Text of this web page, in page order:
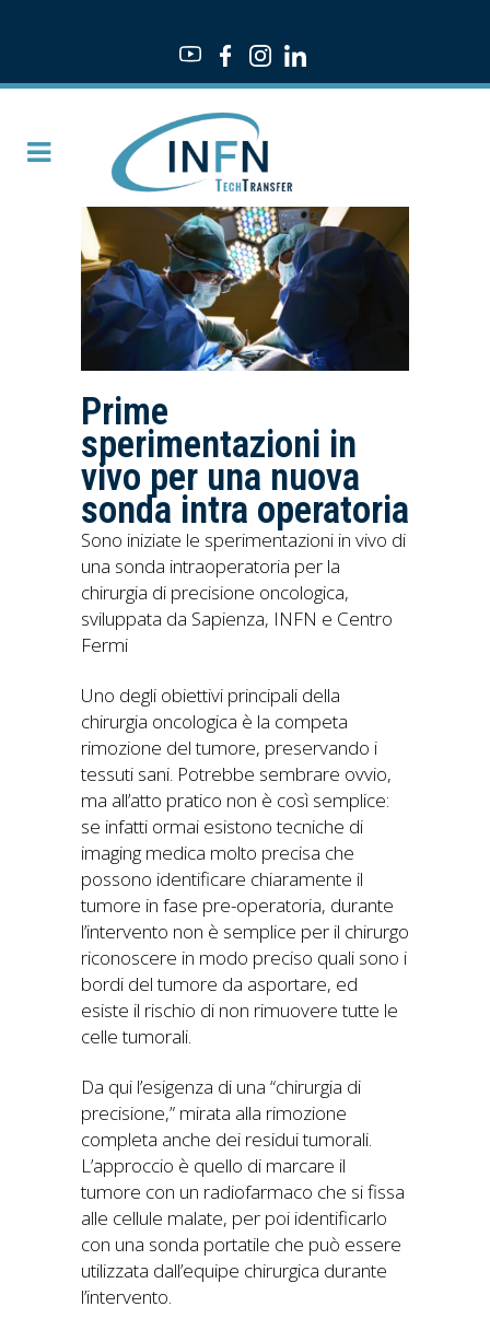
Prime
sperimentazioni in
vivo per una nuova
sonda intra operatoria
Sono iniziate le sperimentazioni in vivo di
una sonda intraoperatoria per la
chirurgia di precisione oncologica,
sviluppata da Sapienza, INFN e Centro
Fermi
Uno degli obiettivi principali della
chirurgia oncologica è la competa
rimozione del tumore, preservando i
tessuti sani. Potrebbe sembrare ovvio,
ma all’atto pratico non è così semplice:
se infatti ormai esistono tecniche di
imaging medica molto precisa che
possono identificare chiaramente il
tumore in fase pre-operatoria, durante
l’intervento non è semplice per il chirurgo
riconoscere in modo preciso quali sono i
bordi del tumore da asportare, ed
esiste il rischio di non rimuovere tutte le
celle tumorali.
Da qui l’esigenza di una “chirurgia di
precisione,” mirata alla rimozione
completa anche dei residui tumorali.
L’approccio è quello di marcare il
tumore con un radiofarmaco che si fissa
alle cellule malate, per poi identificarlo
con una sonda portatile che può essere
utilizzata dall’equipe chirurgica durante
l’intervento.